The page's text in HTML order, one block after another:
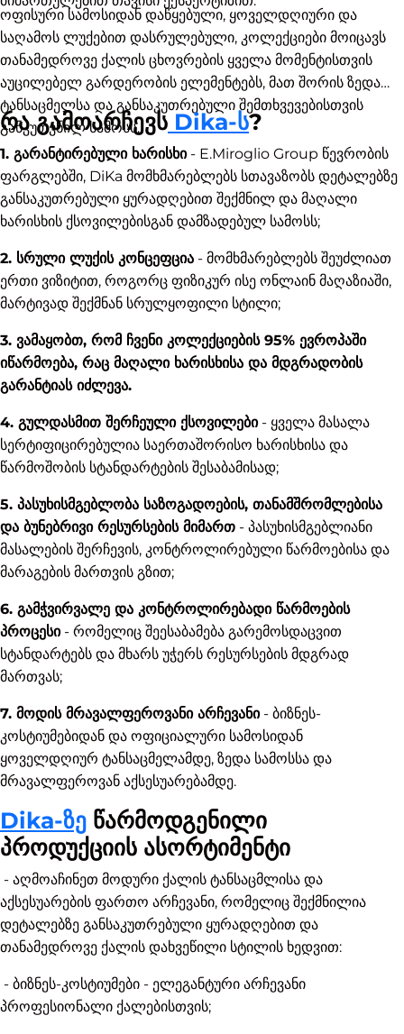
ოფისური სამოსიდან დაწყებული, ყოველდღიური და
საღამოს ლუქებით დასრულებული, კოლექციები მოიცავს
თანამედროვე ქალის ცხოვრების ყველა მომენტისთვის
აუცილებელ გარდერობის ელემენტებს, მათ შორის ზედა
ტანსაცმელსა და განსაკუთრებული შემთხვევებისთვის
განკუთვნილ სამოსს.
რა გამოარჩევს Dika-ს?
1. გარანტირებული ხარისხი- E.Miroglio Group წევრობის
ფარგლებში, DiKa მომხმარებლებს სთავაზობს დეტალებზე
განსაკუთრებული ყურადღებით შექმნილ და მაღალი
ხარისხის ქსოვილებისგან დამზადებულ სამოსს;
2. სრული ლუქის კონცეფცია - მომხმარებლებს შეუძლიათ
ერთი ვიზიტით, როგორც ფიზიკურ ისე ონლაინ მაღაზიაში,
მარტივად შექმნან სრულყოფილი სტილი;
3. ვამაყობთ, რომ ჩვენი კოლექციების 95% ევროპაში
იწარმოება, რაც მაღალი ხარისხისა და მდგრადობის
გარანტიას იძლევა.
4. გულდასმით შერჩეული ქსოვილები- ყველა მასალა
სერტიფიცირებულია საერთაშორისო ხარისხისა და
წარმოშობის სტანდარტების შესაბამისად;
5. პასუხისმგებლობა საზოგადოების, თანამშრომლებისა
და ბუნებრივი რესურსების მიმართ - პასუხისმგებლიანი
მასალების შერჩევის, კონტროლირებული წარმოებისა და
მარაგების მართვის გზით;
6. გამჭვირვალე და კონტროლირებადი წარმოების
პროცესი- რომელიც შეესაბამება გარემოსდაცვით
სტანდარტებს და მხარს უჭერს რესურსების მდგრად
მართვას;
7. მოდის მრავალფეროვანი არჩევანი- ბიზნეს-
კოსტიუმებიდან და ოფიციალური სამოსიდან
ყოველდღიურ ტანსაცმელამდე, ზედა სამოსსა და
მრავალფეროვან აქსესუარებამდე.
Dika-ზე წარმოდგენილი
პროდუქციის ასორტიმენტი
- აღმოაჩინეთ მოდური ქალის ტანსაცმლისა და
აქსესუარების ფართო არჩევანი, რომელიც შექმნილია
დეტალებზე განსაკუთრებული ყურადღებით და
თანამედროვე ქალის დახვეწილი სტილის ხედვით:
- ბიზნეს-კოსტიუმები - ელეგანტური არჩევანი
პროფესიონალი ქალებისთვის;